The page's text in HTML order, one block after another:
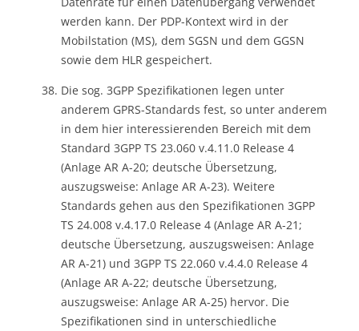
werden kann. Der PDP-Kontext wird in der
Mobilstation (MS), dem SGSN und dem GGSN
sowie dem HLR gespeichert.
Die sog. 3GPP Spezifikationen legen unter
anderem GPRS-Standards fest, so unter anderem
in dem hier interessierenden Bereich mit dem
Standard 3GPP TS 23.060 v.4.11.0 Release 4
(Anlage AR A-20; deutsche Übersetzung,
auszugsweise: Anlage AR A-23). Weitere
Standards gehen aus den Spezifikationen 3GPP
TS 24.008 v.4.17.0 Release 4 (Anlage AR A-21;
deutsche Übersetzung, auszugsweisen: Anlage
AR A-21) und 3GPP TS 22.060 v.4.4.0 Release 4
(Anlage AR A-22; deutsche Übersetzung,
auszugsweise: Anlage AR A-25) hervor. Die
Spezifikationen sind in unterschiedliche